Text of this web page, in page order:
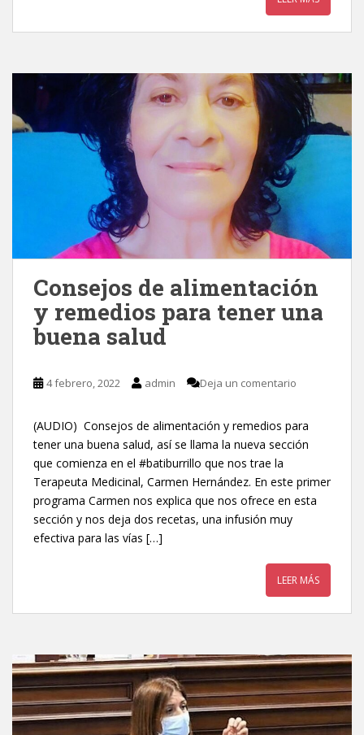
Consejos de alimentación
y remedios para tener una
buena salud
4 febrero, 2022 admin Deja un comentario
(AUDIO) Consejos de alimentación y remedios para
tener una buena salud, así se llama la nueva sección
que comienza en el #batiburrillo que nos trae la
Terapeuta Medicinal, Carmen Hernández. En este primer
programa Carmen nos explica que nos ofrece en esta
sección y nos deja dos recetas, una infusión muy
efectiva para las vías […]
LEER MÁS